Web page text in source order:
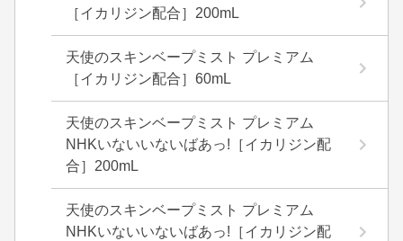
［イカリジン配合］200mL
天使のスキンベープミスト プレミアム
［イカリジン配合］60mL
天使のスキンベープミスト プレミアム
NHKいないいないばあっ!［イカリジン配
合］200mL
天使のスキンベープミスト プレミアム
NHKいないいないばあっ!［イカリジン配